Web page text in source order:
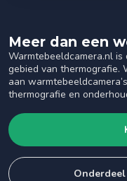
Meer dan een
Warmtebeeldcamera.nl
gebied van thermografie.
aan
thermografie en